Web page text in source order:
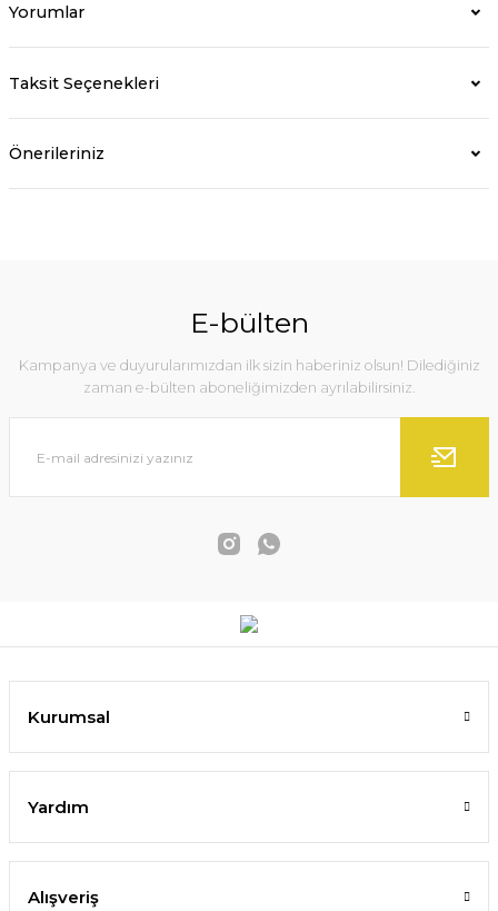
Yorumlar
Taksit Seçenekleri
Önerileriniz
E-bülten
Kampanya ve duyurularımızdan ilk sizin haberiniz olsun! Dilediğiniz
zaman e-bülten aboneliğimizden ayrılabilirsiniz.
Kurumsal
Yardım
Alışveriş